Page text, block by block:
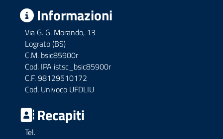
Informazioni
Via G. G. Morando, 13
Lograto (BS)
C.M. bsic85900r
Cod. IPA istsc_bsic85900r
C.F. 98129510172
Cod. Univoco UFDLIU
Recapiti
Tel.